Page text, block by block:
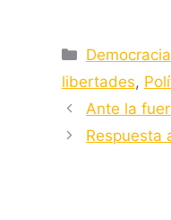
Categorías
Democracia
libertades,
Ante la
Respuesta